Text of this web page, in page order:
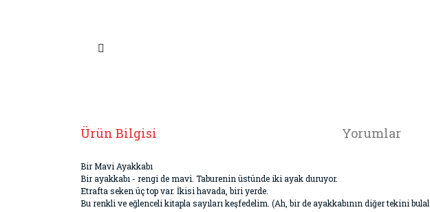
Ürün Bilgisi Yorumlar
Bir Mavi Ayakkabı
Bir ayakkabı - rengi de mavi. Taburenin üstünde iki ayak duruyor.
Etrafta seken üç top var. İkisi havada, biri yerde.
Bu renkli ve eğlenceli kitapla sayıları keşfedelim. (Ah, bir de ayakkabının diğer tekini